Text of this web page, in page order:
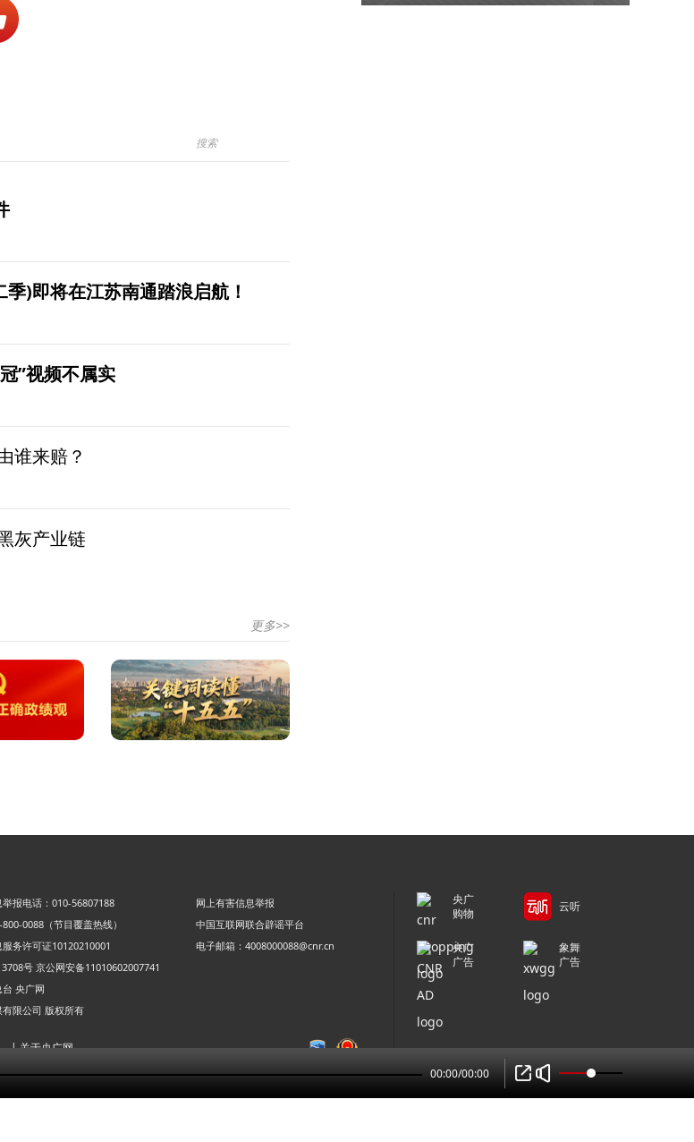
)即将在江苏南通踏浪启航！
”视频不属实
谁来赔？
灰产业链
更多>>
报电话：010-56807188
网上有害信息举报
0088（节目覆盖热线）
中国互联网联合辟谣平台
务许可证10120210001
电子邮箱：4008000088@cnr.cn
号 京公网安备11010602007741
央广网
限公司 版权所有
| 关于央广网
央广
购物
云听
央广
广告
象舞
广告
00:00/00:00